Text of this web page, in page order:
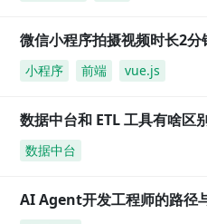
微信小程序拍摄视频时长2
小程序 前端 vue.js
数据中台和 ETL 工具有啥区
数据中台
AI Agent开发工程师的路径